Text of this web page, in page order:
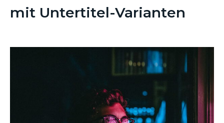
mit Untertitel-Varianten